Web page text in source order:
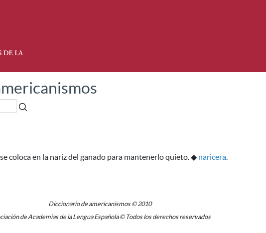
coloca en la nariz del ganado para mantenerlo quieto.◆ naricera.
Diccionario de americanismos © 2010
de Academias de la Lengua Española © Todos los derechos reservados